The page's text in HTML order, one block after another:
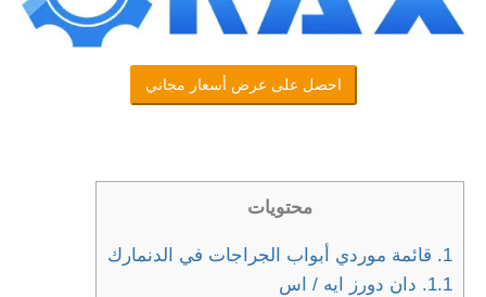
احصل على عرض أسعار مجاني
محتويات
1.
قائمة موردي أبواب الجراجات في الدنمارك
1.1.
دان دورز ايه / اس